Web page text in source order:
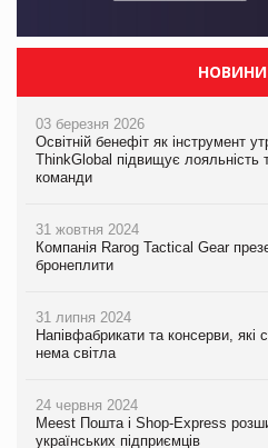
НОВИНИ
03 березня 2026
Освітній бенефіт як інструмент
ThinkGlobal підвищує лояльність
команди
31 жовтня 2024
Компанія Rarog Tactical Gear
бронеплити
31 липня 2024
Напівфабрикати та консерви, які
нема світла
24 червня 2024
Meest Пошта і Shop-Express
українських підприємців